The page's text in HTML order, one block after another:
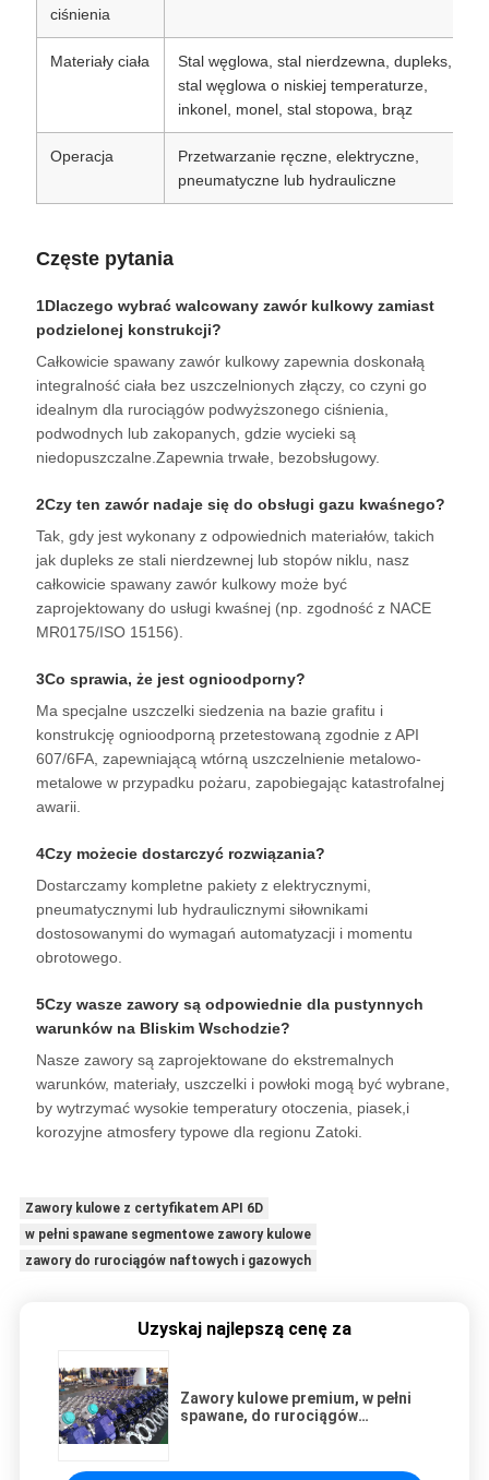
ciśnienia
Materiały ciała
Stal węglowa, stal nierdzewna, dupleks,
stal węglowa o niskiej temperaturze,
inkonel, monel, stal stopowa, brąz
Operacja
Przetwarzanie ręczne, elektryczne,
pneumatyczne lub hydrauliczne
Częste pytania
1Dlaczego wybrać walcowany zawór kulkowy zamiast
podzielonej konstrukcji?
Całkowicie spawany zawór kulkowy zapewnia doskonałą
integralność ciała bez uszczelnionych złączy, co czyni go
idealnym dla rurociągów podwyższonego ciśnienia,
podwodnych lub zakopanych, gdzie wycieki są
niedopuszczalne.Zapewnia trwałe, bezobsługowy.
2Czy ten zawór nadaje się do obsługi gazu kwaśnego?
Tak, gdy jest wykonany z odpowiednich materiałów, takich
jak dupleks ze stali nierdzewnej lub stopów niklu, nasz
całkowicie spawany zawór kulkowy może być
zaprojektowany do usługi kwaśnej (np. zgodność z NACE
MR0175/ISO 15156).
3Co sprawia, że jest ognioodporny?
Ma specjalne uszczelki siedzenia na bazie grafitu i
konstrukcję ognioodporną przetestowaną zgodnie z API
607/6FA, zapewniającą wtórną uszczelnienie metalowo-
metalowe w przypadku pożaru, zapobiegając katastrofalnej
awarii.
4Czy możecie dostarczyć rozwiązania?
Dostarczamy kompletne pakiety z elektrycznymi,
pneumatycznymi lub hydraulicznymi siłownikami
dostosowanymi do wymagań automatyzacji i momentu
obrotowego.
5Czy wasze zawory są odpowiednie dla pustynnych
warunków na Bliskim Wschodzie?
Nasze zawory są zaprojektowane do ekstremalnych
warunków, materiały, uszczelki i powłoki mogą być wybrane,
by wytrzymać wysokie temperatury otoczenia, piasek,i
korozyjne atmosfery typowe dla regionu Zatoki.
Zawory kulowe z certyfikatem API 6D
w pełni spawane segmentowe zawory kulowe
zawory do rurociągów naftowych i gazowych
Uzyskaj najlepszą cenę za
Zawory kulowe premium, w pełni
spawane, do rurociągów